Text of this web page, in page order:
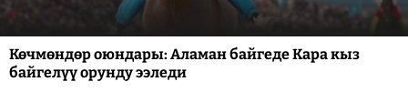
Көчмөндөр оюндары: Аламан байгеде Кара кыз
байгелүү орунду ээледи